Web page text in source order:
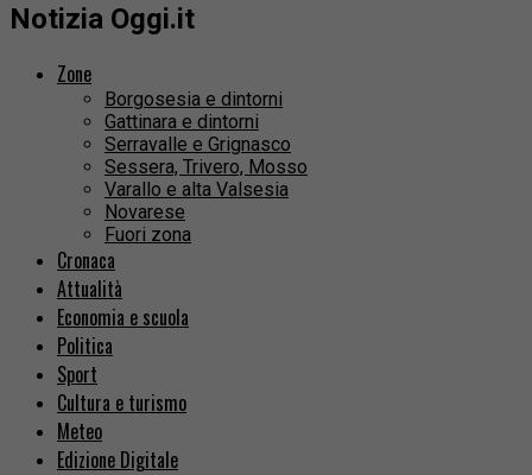
Notizia Oggi.it
Zone
Borgosesia e dintorni
Gattinara e dintorni
Serravalle e Grignasco
Sessera, Trivero, Mosso
Varallo e alta Valsesia
Novarese
Fuori zona
Cronaca
Attualità
Economia e scuola
Politica
Sport
Cultura e turismo
Meteo
Edizione Digitale